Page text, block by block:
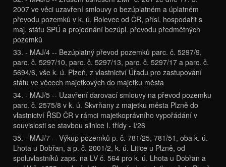
2007 ve věci uzavření smlouvy o bezúplatném a úplatném
převodu pozemků v k. ú. Bolevec od ČR, přísl. hospodařit s
maj. státu SPÚ a projednání bezúpl. převodu předmětných
pozemků
33. - MAJ/4 -- Bezúplatný převod pozemků parc. č. 5297/9,
parc. č. 5297/10, parc. č. 5297/13, parc. č. 5297/17 a parc. č.
5694/6, vše k. ú. Plzeň, z vlastnictví Úřadu pro zastupování
státu ve věcech majetkových do majetku města
34. - MAJ/5 -- Uzavření darovací smlouvy na převod pozemku
parc. č. 2575/8 v k. ú. Skvrňany z majetku města Plzně do
vlastnictví ŘSD ČR v rámci majetkoprávního vypořádání v
souvislosti se stavbou silnice I. třídy - I/26
35. - MAJ/7 -- Výkup pozemků p. č. 781/25, 781/51, oba k. ú.
Lhota u Dobřan, a p. č. 2001/2, k. ú. Litice u Plzně, od
spoluvlastníků zaps. na LV č. 564 pro k. ú. Lhota u Dobřan a